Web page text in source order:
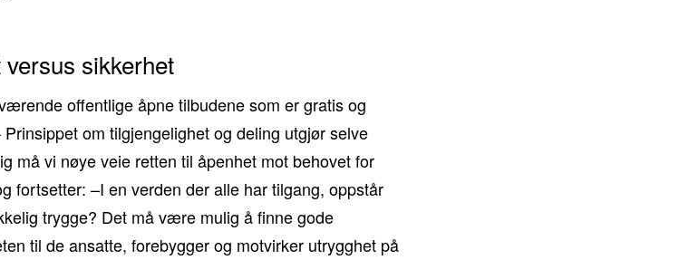
sikkerhet
offentlige åpne tilbudene som er gratis og
om tilgjengelighet og deling utgjør selve
må vi nøye veie retten til åpenhet mot behovet for
fortsetter: –I en verden der alle har tilgang, oppstår
trygge? Det må være mulig å finne gode
til de ansatte, forebygger og motvirker utrygghet på